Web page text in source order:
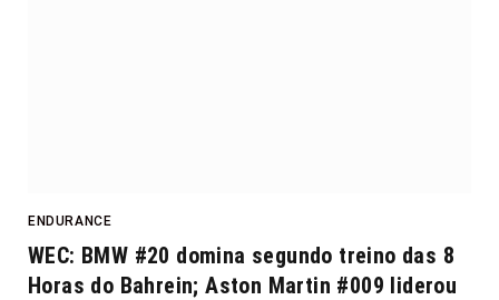
ENDURANCE
WEC: BMW #20 domina segundo treino das 8
Horas do Bahrein; Aston Martin #009 liderou